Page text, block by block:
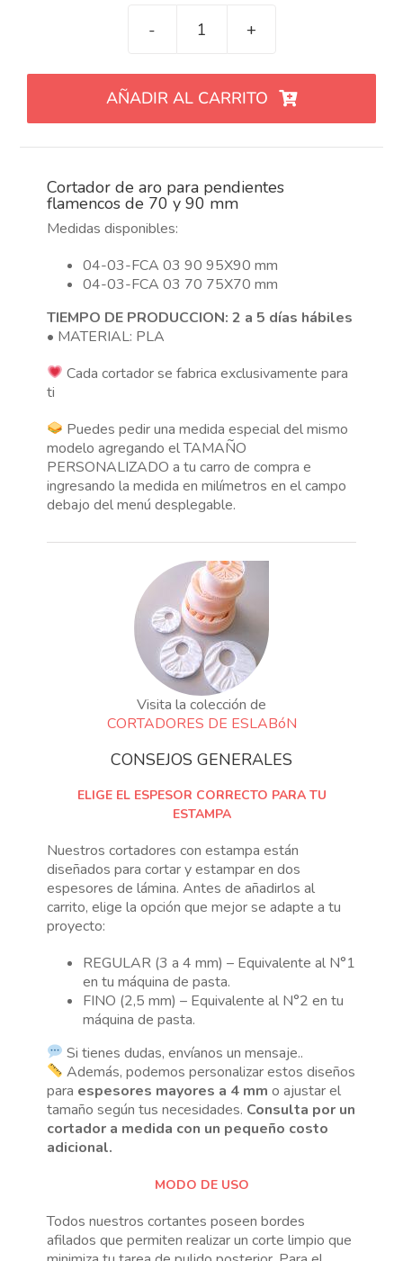
Cortador
para
pendientes
flamencos
70
y
mm
cantidad
AÑADIR AL CARRITO
Cortador de aro para pendientes
flamencos de 70 y 90 mm
Medidas disponibles:
04-03-FCA 03 90 95X90 mm
04-03-FCA 03 70 75X70 mm
TIEMPO DE PRODUCCION: 2 a 5 días hábiles
• MATERIAL: PLA
Cada cortador se fabrica exclusivamente para
ti
Puedes pedir una medida especial del mismo
modelo agregando el TAMAÑO
PERSONALIZADO a tu carro de compra e
ingresando la medida en milímetros en el campo
debajo del menú desplegable.
Visita la colección de
CORTADORES DE ESLABóN
CONSEJOS GENERALES
ELIGE EL ESPESOR CORRECTO PARA TU
ESTAMPA
Nuestros cortadores con estampa están
diseñados para cortar y estampar en dos
espesores de lámina. Antes de añadirlos al
carrito, elige la opción que mejor se adapte a tu
proyecto:
REGULAR (3 a 4 mm) – Equivalente al N°1
en tu máquina de pasta.
FINO (2,5 mm) – Equivalente al N°2 en tu
máquina de pasta.
Si tienes dudas, envíanos un mensaje..
Además, podemos personalizar estos diseños
para espesores mayores a 4 mm o ajustar el
tamaño según tus necesidades. Consulta por un
cortador a medida con un pequeño costo
adicional.
MODO DE USO
Todos nuestros cortantes poseen bordes
afilados que permiten realizar un corte limpio que